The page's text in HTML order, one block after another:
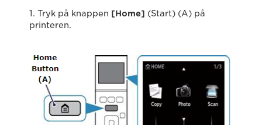
1. Tryk på knappen [Home] (Start) (A) på
printeren.